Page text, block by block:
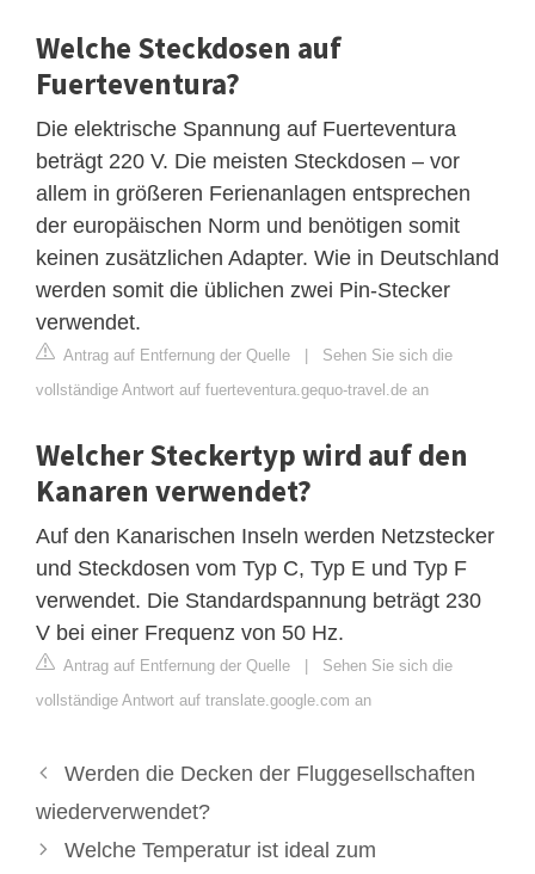
Welche Steckdosen auf
Fuerteventura?
Die elektrische Spannung auf Fuerteventura
beträgt 220 V. Die meisten Steckdosen – vor
allem in größeren Ferienanlagen entsprechen
der europäischen Norm und benötigen somit
keinen zusätzlichen Adapter. Wie in Deutschland
werden somit die üblichen zwei Pin-Stecker
verwendet.
Antrag auf Entfernung der Quelle | Sehen Sie sich die
vollständige Antwort auf fuerteventura.gequo-travel.de an
Welcher Steckertyp wird auf den
Kanaren verwendet?
Auf den Kanarischen Inseln werden Netzstecker
und Steckdosen vom Typ C, Typ E und Typ F
verwendet. Die Standardspannung beträgt 230
V bei einer Frequenz von 50 Hz.
Antrag auf Entfernung der Quelle | Sehen Sie sich die
vollständige Antwort auf translate.google.com an
Werden die Decken der Fluggesellschaften
wiederverwendet?
Welche Temperatur ist ideal zum